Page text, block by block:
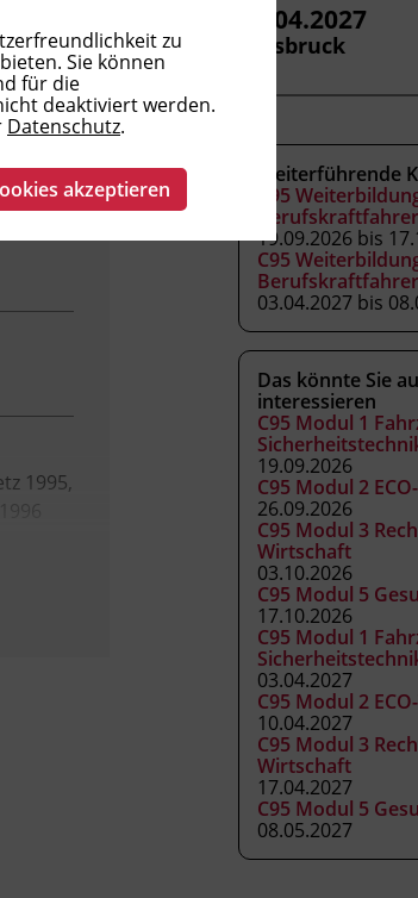
1995,
24.04.2027
Innsbruck
Weiterführende
C95
19.09.2026 bis
C95
03.04.2027 bis
Das könnte Sie
interessieren
C95 Modul 1
19.09.2026
C95 Modul 2
26.09.2026
C95 Modul 3
Wirtschaft
03.10.2026
C95 Modul 5
17.10.2026
C95 Modul 1
03.04.2027
C95 Modul 2
10.04.2027
C95 Modul 3
Wirtschaft
17.04.2027
C95 Modul 5
08.05.2027
zu
Sie können
für die
deaktiviert werden.
Datenschutz.
akzeptieren